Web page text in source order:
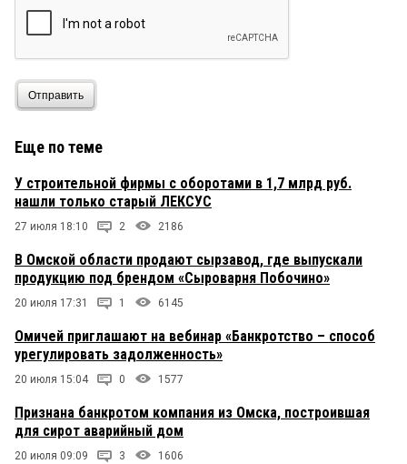
Отправить
Еще по теме
У строительной фирмы с оборотами в 1,7 млрд руб.
нашли только старый ЛЕКСУС
27 июля 18:10 2 2186
В Омской области продают сырзавод, где выпускали
продукцию под брендом «Сыроварня Побочино»
20 июля 17:31 1 6145
Омичей приглашают на вебинар «Банкротство – способ
урегулировать задолженность»
20 июля 15:04 0 1577
Признана банкротом компания из Омска, построившая
для сирот аварийный дом
20 июля 09:09 3 1606